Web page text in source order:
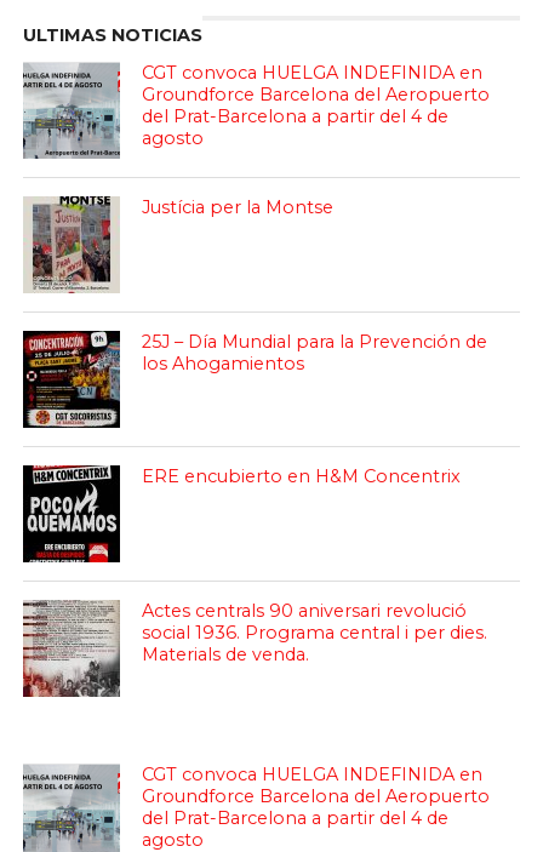
ULTIMAS NOTICIAS
CGT convoca HUELGA INDEFINIDA en
Groundforce Barcelona del Aeropuerto
del Prat-Barcelona a partir del 4 de
agosto
Justícia per la Montse
25J – Día Mundial para la Prevención de
los Ahogamientos
ERE encubierto en H&M Concentrix
Actes centrals 90 aniversari revolució
social 1936. Programa central i per dies.
Materials de venda.
CGT convoca HUELGA INDEFINIDA en
Groundforce Barcelona del Aeropuerto
del Prat-Barcelona a partir del 4 de
agosto